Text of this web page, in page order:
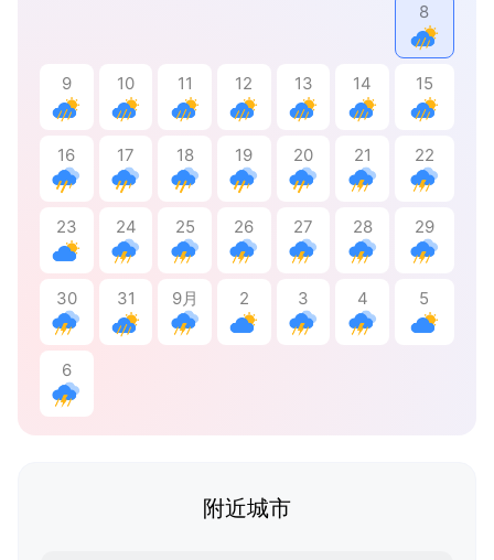
8
9 10 11 12 13 14 15
16 17 18 19 20 21 22
23 24 25 26 27 28 29
30 31 9月 2 3 4 5
6
附近城市